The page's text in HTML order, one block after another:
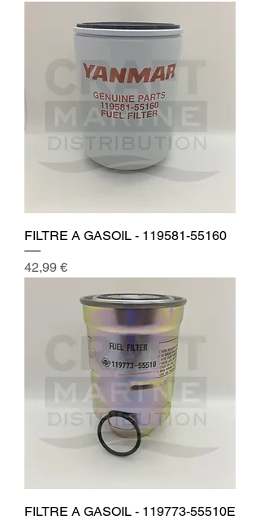
FILTRE A GASOIL - 119581-55160
Prix
42,99 €
FILTRE A GASOIL - 119773-55510E